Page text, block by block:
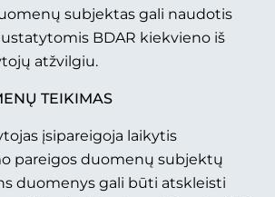
subjektas gali naudotis
BDAR kiekvieno iš
atžvilgiu.
TEIKIMAS
įsipareigoja laikytis
pareigos duomenų subjektų
duomenys gali būti atskleisti